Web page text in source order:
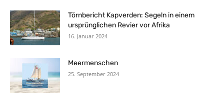
Törnbericht Kapverden: Segeln in einem
ursprünglichen Revier vor Afrika
16. Januar 2024
Meermenschen
25. September 2024